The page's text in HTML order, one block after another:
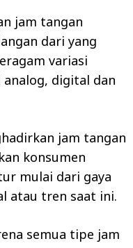
jam tangan
dari yang
variasi
digital dan
jam tangan
konsumen
mulai dari gaya
atau tren saat ini.
semua tipe jam